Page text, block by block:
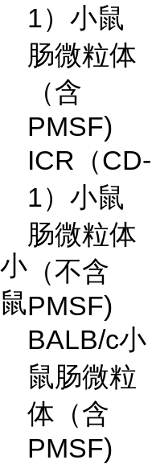
小
鼠
1）小鼠
肠微粒体
（含
PMSF)
ICR （CD-
1）小鼠
肠微粒体
（不含
PMSF)
BALB/c小
鼠肠微粒
体（含
PMSF)